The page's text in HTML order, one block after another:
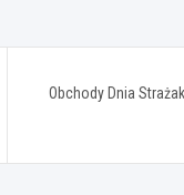
Obchody Dnia